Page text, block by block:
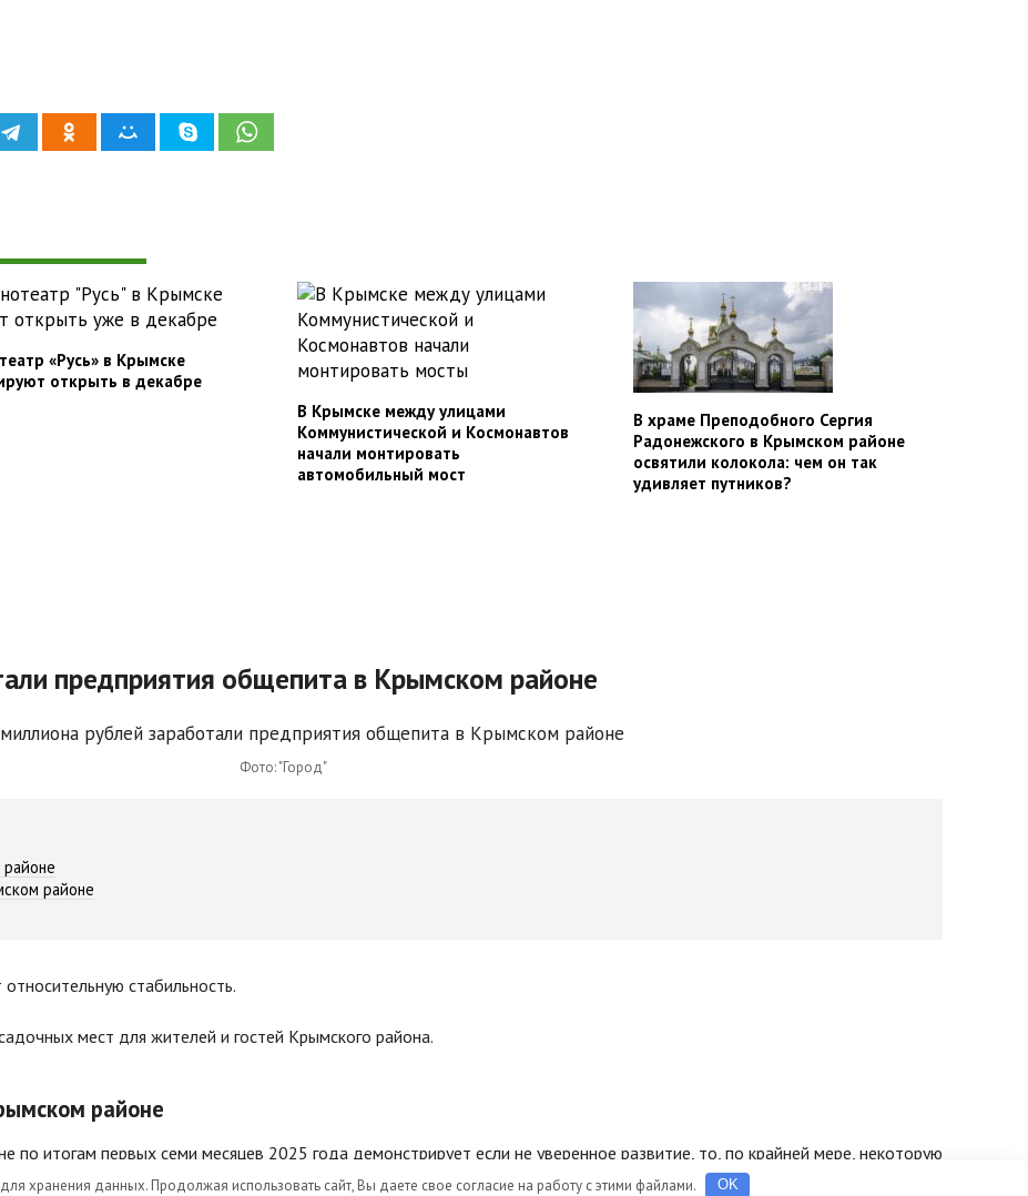
«Русь» в Крымске
открыть в декабре
В Крымске между улицами
Коммунистической и Космонавтов
начали монтировать
автомобильный мост
В храме Преподобного Сергия
Радонежского в Крымском районе
освятили колокола: чем он так
удивляет путников?
предприятия общепита в Крымском районе
Фото: "Город"
районе
стабильность.
мест для жителей и гостей Крымского района.
районе
итогам первых семи месяцев 2025 года демонстрирует если не уверенное развитие, то, по крайней мере, некоторую
мониторинга социально-экономического развития муниципального образования. Оборот общественного питания
для хранения данных. Продолжая использовать сайт, Вы даете свое согласие на работу с этими файлами. OK